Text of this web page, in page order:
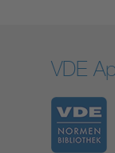
VDE